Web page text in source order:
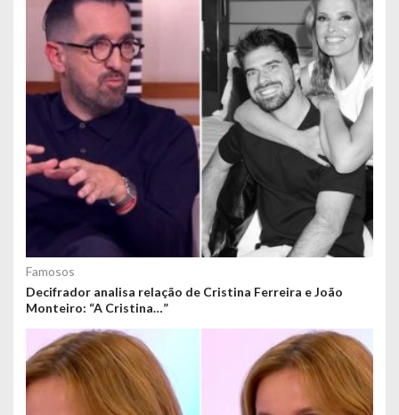
Famosos
Decifrador analisa relação de Cristina Ferreira e João
Monteiro: “A Cristina…”